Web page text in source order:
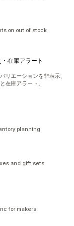
on out of stock
在庫アラート
リエーションを非表示、
在庫アラート。
planning
and gift sets
for makers